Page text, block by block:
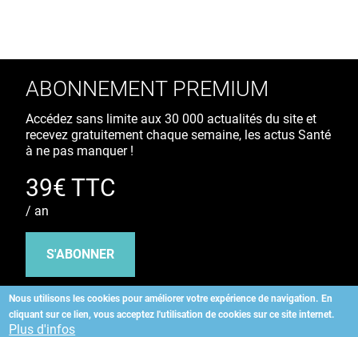
Nous utilisons les cookies pour améliorer votre expérience de navigation. En
cliquant sur ce lien, vous acceptez l'utilisation de cookies sur ce site internet.
Plus d'infos
ABONNEMENT PREMIUM
Accédez sans limite aux 30 000 actualités du site et
recevez gratuitement chaque semaine, les actus Santé
à ne pas manquer !
39€ TTC
/ an
S'ABONNER
Copyright©2026 ALLIEDHEALTH